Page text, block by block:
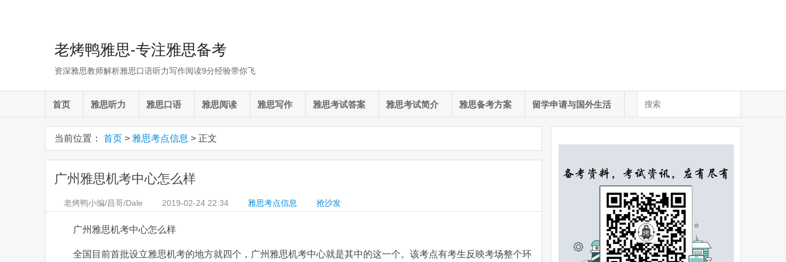
老烤鸭雅思-专注雅思备考
资深雅思教师解析雅思口语听力写作阅读9分经验带你飞
首页 雅思听力 雅思口语 雅思阅读 雅思写作 雅思考试答案 雅思考试简介 雅思备考方案 留学申请与国外生活
当前位置： 首页 > 雅思考点信息 > 正文
广州雅思机考中心怎么样
老烤鸭小编/昌哥/Dale 2019-02-24 22:34 雅思考点信息 抢沙发
广州雅思机考中心怎么样
全国目前首批设立雅思机考的地方就四个，广州雅思机考中心就是其中的这一个。该考点有考生反映考场整个环